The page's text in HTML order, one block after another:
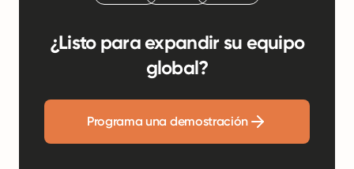
¿Listo para expandir su equipo
global?
Programa una demostración